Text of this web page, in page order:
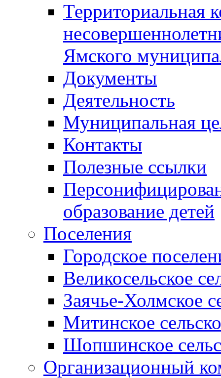
Территориальная
Ямского
Документы
Деятельность
Муниципальная
Контакты
Полезные ссылки
образование детей
Поселения
Городское
Великосельское
Заячье-Холмское
Митинское
Шопшинское
Организационный